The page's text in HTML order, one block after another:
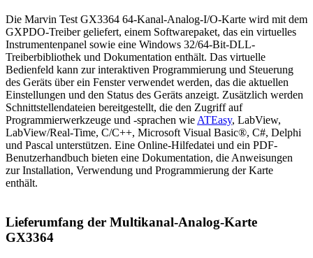
Die Marvin Test GX3364 64-Kanal-Analog-I/O-Karte wird mit dem
GXPDO-Treiber geliefert, einem Softwarepaket, das ein virtuelles
Instrumentenpanel sowie eine Windows 32/64-Bit-DLL-
Treiberbibliothek und Dokumentation enthält. Das virtuelle
Bedienfeld kann zur interaktiven Programmierung und Steuerung
des Geräts über ein Fenster verwendet werden, das die aktuellen
Einstellungen und den Status des Geräts anzeigt. Zusätzlich werden
Schnittstellendateien bereitgestellt, die den Zugriff auf
Programmierwerkzeuge und -sprachen wie ATEasy, LabView,
LabView/Real-Time, C/C++, Microsoft Visual Basic®, C#, Delphi
und Pascal unterstützen. Eine Online-Hilfedatei und ein PDF-
Benutzerhandbuch bieten eine Dokumentation, die Anweisungen
zur Installation, Verwendung und Programmierung der Karte
enthält.
Lieferumfang der Multikanal-Analog-Karte
GX3364